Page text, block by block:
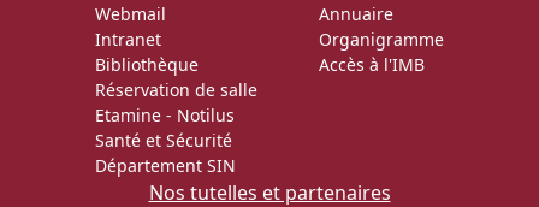
Webmail
Intranet
Bibliothèque
Réservation de salle
Etamine - Notilus
Santé et Sécurité
Département SIN
Annuaire
Organigramme
Accès à l'IMB
Nos tutelles et partenaires